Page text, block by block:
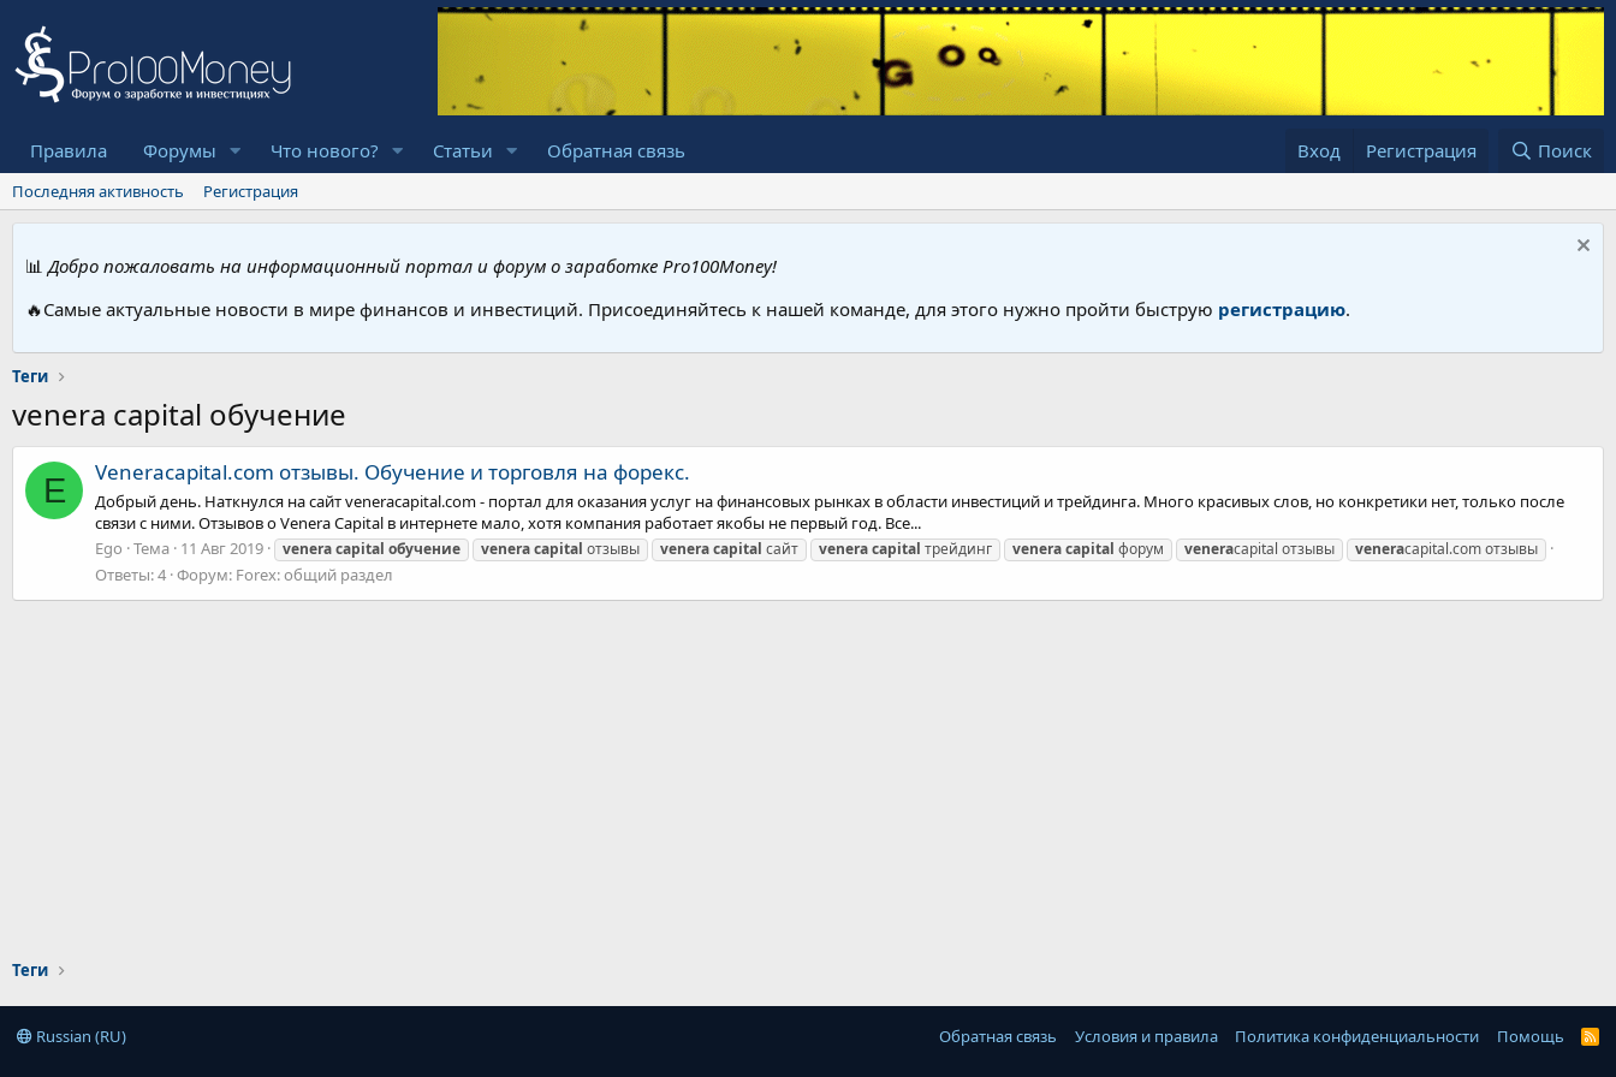
Правила Форумы Что нового? Статьи Обратная связь Вход Регистрация Поиск
Последняя активность Регистрация
📊 Добро пожаловать на информационный портал и форум о заработке Pro100Money!
🔥Самые актуальные новости в мире финансов и инвестиций. Присоединяйтесь к нашей команде, для этого нужно пройти быструю регистрацию.
Теги
venera capital обучение
E Veneracapital.com отзывы. Обучение и торговля на форекс.
Добрый день. Наткнулся на сайт veneracapital.com - портал для оказания услуг на финансовых рынках в области инвестиций и трейдинга. Много красивых слов, но конкретики нет, только после
связи с ними. Отзывов о Venera Capital в интернете мало, хотя компания работает якобы не первый год. Все...
Ego Тема 11 Авг 2019 veneracapital обучение veneracapital отзывы veneracapital сайт veneracapital трейдинг veneracapital форум veneracapital отзывы veneracapital.com отзывы
Ответы: 4 Форум: Forex: общий раздел
Теги
Russian (RU) Обратная связь Условия и правила Политика конфиденциальности Помощь
R